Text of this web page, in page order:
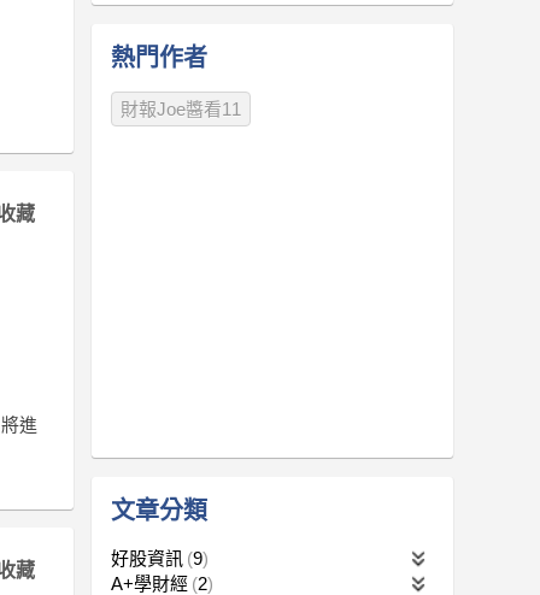
藏
進
藏
熱門作者
財報Joe醬看11
文章分類
好股資訊 9
A+學財經 2